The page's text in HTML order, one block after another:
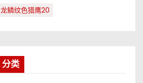
龙鳞纹色猎鹰20
分类